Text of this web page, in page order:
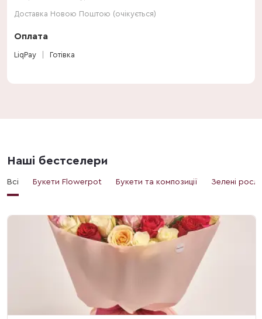
Доставка Новою Поштою (очікується)
Оплата
LiqPay Готівка
Наші бестселери
Всі Букети Flowerpot Букети та композиції Зелені